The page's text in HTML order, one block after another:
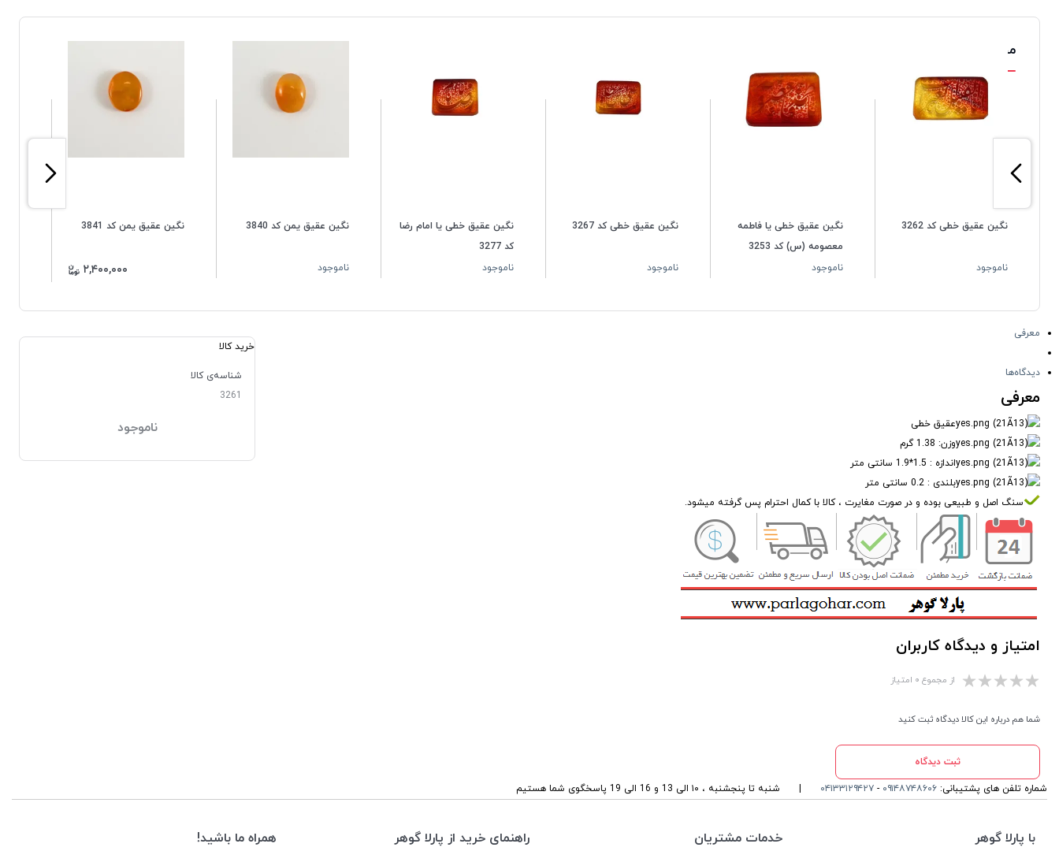
محصولات مشابه
نگین عقیق خطی کد 3262
ناموجود
نگین عقیق خطی یا فاطمه
معصومه (س) کد 3253
ناموجود
نگین عقیق خطی کد 3267
ناموجود
نگین عقیق خطی یا امام رضا
کد 3277
ناموجود
نگین عقیق یمن کد 3840
ناموجود
نگین عقیق یمن کد 3841
۲,۴۰۰,۰۰۰
معرفی
دیدگاه‌ها
معرفی
عقیق خطی
وزن: 1.38 گرم
اندازه : 1.5*1.9 سانتی متر
بلندی : 0.2 سانتی متر
سنگ اصل و طبیعی بوده و در صورت مغایرت ، کالا با کمال احترام پس گرفته میشود.
امتیاز و دیدگاه کاربران
از مجموع ۰ امتیاز
شما هم درباره این کالا دیدگاه ثبت کنید
ثبت دیدگاه
خرید کالا
شناسه‌ی کالا
3261
ناموجود
شماره تلفن های پشتیبانی: ۰۹۱۴۸۷۴۸۶۰۶ - ۰۴۱۳۳۱۲۹۴۲۷ شنبه تا پنجشنبه ، ۱۰ الی 13 و 16 الی 19 پاسخگوی شما هستیم
با پارلا گوهر خدمات مشتریان راهنمای خرید از پارلا گوهر همراه ما باشید!